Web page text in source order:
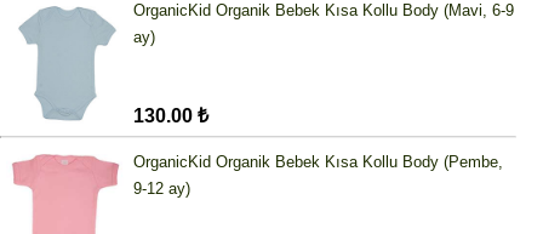
OrganicKid Organik Bebek Kısa Kollu Body (Mavi, 6-9
ay)
130.00 ₺
OrganicKid Organik Bebek Kısa Kollu Body (Pembe,
9-12 ay)